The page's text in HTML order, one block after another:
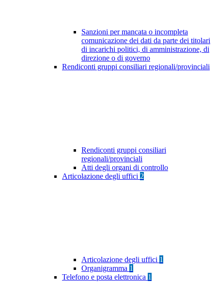
Sanzioni per mancata o incompleta
comunicazione dei dati da parte dei titolari
di incarichi politici, di amministrazione, di
direzione o di governo
Rendiconti gruppi consiliari regionali/provinciali
Rendiconti gruppi consiliari
regionali/provinciali
Atti degli organi di controllo
Articolazione degli uffici 2
Articolazione degli uffici 1
Organigramma 1
Telefono e posta elettronica 1